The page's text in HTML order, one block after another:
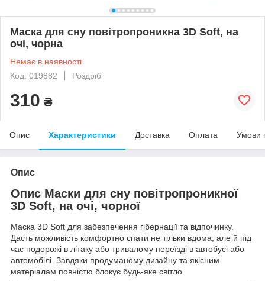
Маска для сну повітропроникна 3D Soft, на
очі, чорна
Немає в наявності
Код: 019882
Роздріб
310 ₴
Опис Характеристики Доставка Оплата Умови
Опис
Опис Маски для сну повітропроникної
3D Soft, на очі, чорної
Маска 3D Soft для забезпечення гібернації та відпочинку.
Дасть можливість комфортно спати не тільки вдома, але й під
час подорожі в літаку або тривалому переїзді в автобусі або
автомобілі. Завдяки продуманому дизайну та якісним
матеріалам повністю блокує будь-яке світло.